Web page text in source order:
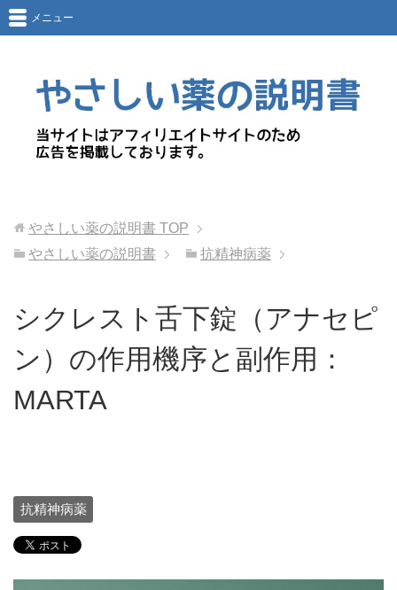
メニュー
やさしい薬の説明書 TOP
やさしい薬の説明書
抗精神病薬
シクレスト舌下錠（アナセピ
ン）の作用機序と副作用：
MARTA
抗精神病薬